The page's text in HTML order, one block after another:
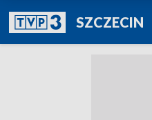
SZCZECIN
TVP